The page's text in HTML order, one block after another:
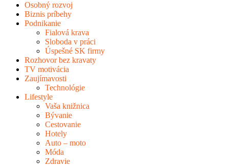
Osobný rozvoj
Biznis príbehy
Podnikanie
Fialová krava
Sloboda v práci
Úspešné SK firmy
Rozhovor bez kravaty
TV motivácia
Zaujímavosti
Technológie
Lifestyle
Vaša knižnica
Bývanie
Cestovanie
Hotely
Auto – moto
Móda
Zdravie